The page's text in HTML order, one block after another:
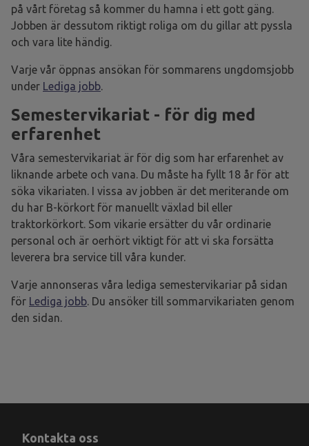
på vårt företag så kommer du hamna i ett gott gäng.
Jobben är dessutom riktigt roliga om du gillar att pyssla
och vara lite händig.
Varje vår öppnas ansökan för sommarens ungdomsjobb
under Lediga jobb.
Semestervikariat - för dig med
erfarenhet
Våra semestervikariat är för dig som har erfarenhet av
liknande arbete och vana. Du måste ha fyllt 18 år för att
söka vikariaten. I vissa av jobben är det meriterande om
du har B-körkort för manuellt växlad bil eller
traktorkörkort. Som vikarie ersätter du vår ordinarie
personal och är oerhört viktigt för att vi ska forsätta
leverera bra service till våra kunder.
Varje annonseras våra lediga semestervikariar på sidan
för Lediga jobb. Du ansöker till sommarvikariaten genom
den sidan.
Kontakta oss